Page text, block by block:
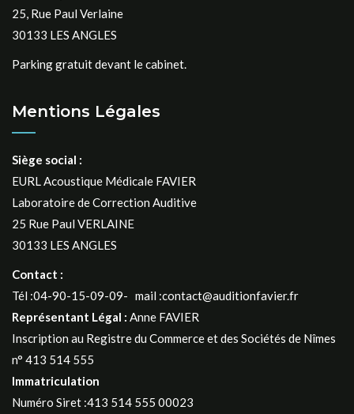
25, Rue Paul Verlaine
30133 LES ANGLES
Parking gratuit devant le cabinet.
Mentions Légales
Siège social :
EURL Acoustique Médicale FAVIER
Laboratoire de Correction Auditive
25 Rue Paul VERLAINE
30133 LES ANGLES
Contact :
Tél :04-90-15-09-09- mail :contact@auditionfavier.fr
Représentant Légal : Anne FAVIER
Inscription au Registre du Commerce et des Sociétés de Nîmes
n° 413 514 555
Immatriculation
Numéro Siret :413 514 555 00023